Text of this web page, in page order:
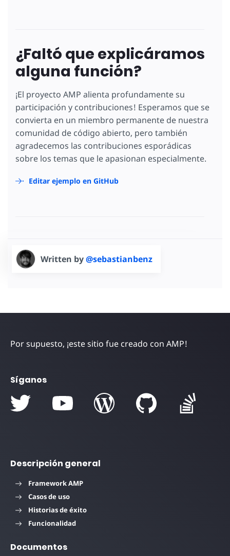
¿Faltó que explicáramos
alguna función?
¡El proyecto AMP alienta profundamente su
participación y contribuciones! Esperamos que se
convierta en un miembro permanente de nuestra
comunidad de código abierto, pero también
agradecemos las contribuciones esporádicas
sobre los temas que le apasionan especialmente.
Editar ejemplo en GitHub
Written by@sebastianbenz
Por supuesto, ¡este sitio fue creado con AMP!
Síganos
Descripción general
Framework AMP
Casos de uso
Historias de éxito
Funcionalidad
Documentos